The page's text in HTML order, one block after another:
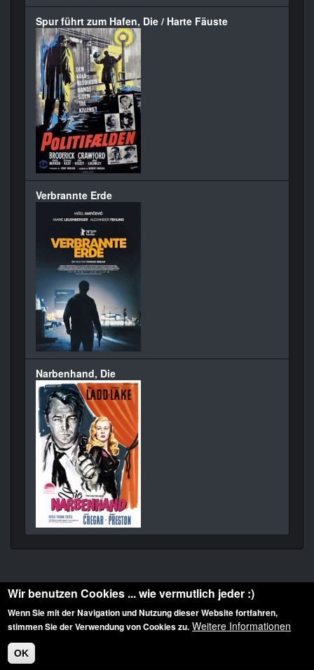
Spur führt zum Hafen, Die / Harte Fäuste
Verbrannte Erde
Narbenhand, Die
Diese Website ist urheberrechtlich geschützt: © 2010-2026 der Film Noir de. Alle
Rechte vorbehalten.
Wir benutzen Cookies ... wie vermutlich jeder :)
Wenn Sie mit der Navigation und Nutzung dieser Website fortfahren,
stimmen Sie der Verwendung von Cookies zu. Weitere Informationen
OK